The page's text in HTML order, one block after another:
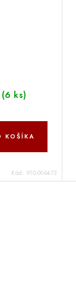
(6 ks)
KOŠÍKA
Kód: 910-006473